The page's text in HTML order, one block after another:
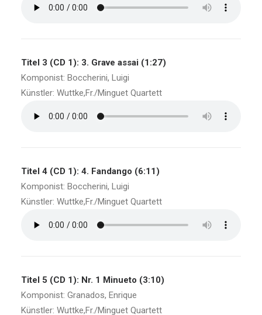
Titel 3 (CD 1): 3. Grave assai (1:27)
Komponist: Boccherini, Luigi
Künstler: Wuttke,Fr./Minguet Quartett
Titel 4 (CD 1): 4. Fandango (6:11)
Komponist: Boccherini, Luigi
Künstler: Wuttke,Fr./Minguet Quartett
Titel 5 (CD 1): Nr. 1 Minueto (3:10)
Komponist: Granados, Enrique
Künstler: Wuttke,Fr./Minguet Quartett